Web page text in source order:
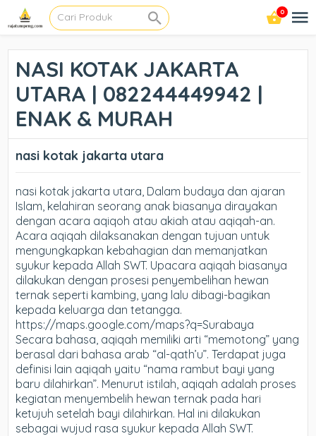
0
NASI KOTAK JAKARTA
UTARA | 082244449942 |
ENAK & MURAH
nasi kotak jakarta utara
nasi kotak jakarta utara, Dalam budaya dan ajaran
Islam, kelahiran seorang anak biasanya dirayakan
dengan acara aqiqoh atau akiah atau aqiqah-an.
Acara aqiqah dilaksanakan dengan tujuan untuk
mengungkapkan kebahagian dan memanjatkan
syukur kepada Allah SWT. Upacara aqiqah biasanya
dilakukan dengan prosesi penyembelihan hewan
ternak seperti kambing, yang lalu dibagi-bagikan
kepada keluarga dan tetangga.
https://maps.google.com/maps?q=Surabaya
Secara bahasa, aqiqah memiliki arti “memotong” yang
berasal dari bahasa arab “al-qath’u”. Terdapat juga
definisi lain aqiqah yaitu “nama rambut bayi yang
baru dilahirkan”. Menurut istilah, aqiqah adalah proses
kegiatan menyembelih hewan ternak pada hari
ketujuh setelah bayi dilahirkan. Hal ini dilakukan
sebagai wujud rasa syukur kepada Allah SWT.